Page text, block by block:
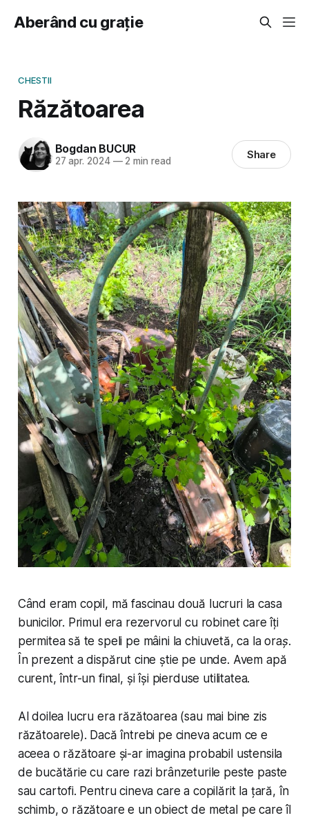
Aberând cu grație
CHESTII
Răzătoarea
Bogdan BUCUR
27 apr. 2024 —2 min read Share
Când eram copil, mă fascinau două lucruri la casa
bunicilor. Primul era rezervorul cu robinet care îți
permitea să te speli pe mâini la chiuvetă,ca la oraș.
În prezent a dispărut cine știe pe unde. Avem apă
curent, într-un final, și își pierduse utilitatea.
Al doilea lucru era răzătoarea (sau mai bine zis
răzătoarele). Dacă întrebi pe cineva acum ce e
aceea o răzătoare și-ar imagina probabil ustensila
de bucătărie cu care razi brânzeturile peste paste
sau cartofi. Pentru cineva care a copilărit la țară, în
schimb, o răzătoare e un obiect de metal pe care îl